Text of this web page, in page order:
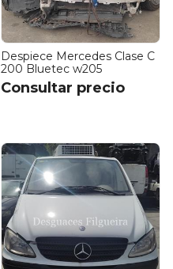
Despiece Mercedes Clase C
200 Bluetec w205
Consultar precio